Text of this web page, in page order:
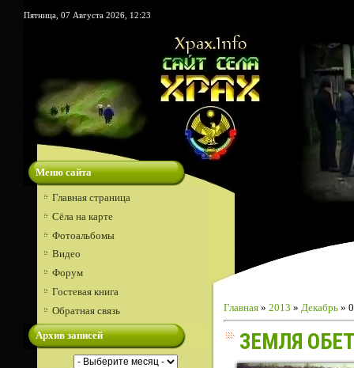
Пятница, 07 Августа 2026, 12:23
Меню сайта
Главная страница
Сёла на карте
Фотоальбомы
Видео
Форум
Гостевая книга
Обратная связь
Архив записей
Главная » 2013 » Декабрь »
ЗЕМЛЯ